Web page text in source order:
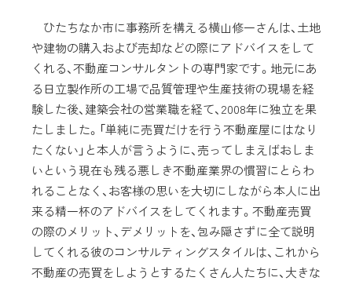
ひたちなか市に事務所を構える横山修一さんは、土地
や建物の購入および売却などの際にアドバイスをして
くれる、不動産コンサルタントの専門家です。地元にあ
る日立製作所の工場で品質管理や生産技術の現場を経
験した後、建築会社の営業職を経て、2008年に独立を果
たしました。「単純に売買だけを行う不動産屋にはなり
たくない」と本人が言うように、売ってしまえばおしま
いという現在も残る悪しき不動産業界の慣習にとらわ
れることなく、お客様の思いを大切にしながら本人に出
来る精一杯のアドバイスをしてくれます。不動産売買
の際のメリット、デメリットを、包み隠さずに全て説明
してくれる彼のコンサルティングスタイルは、これから
不動産の売買をしようとするたくさん人たちに、大きな